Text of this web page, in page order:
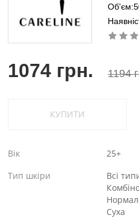
1074 грн. 1194
КУПИТИ
Вік
25+
Тип шкіри
Всі
Суха